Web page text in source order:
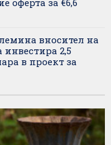
оферта за €6,6
вносител на
инвестира 2,5
в проект за